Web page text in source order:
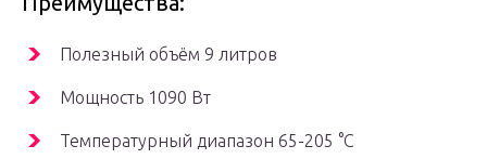
Полезный объём 9 литров
Мощность 1090 Вт
Температурный диапазон 65-205 °C